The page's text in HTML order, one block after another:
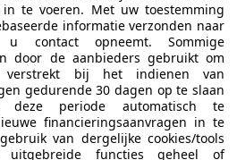
AMG-NIGHT PAKKET BOMVOL
te voeren. Met uw toestemming
informatie verzonden naar
u contact opneemt. Sommige
door de aanbieders gebruikt om
bij het indienen van
gedurende 30 dagen op te slaan
periode automatisch te
financieringsaanvragen in te
van dergelijke cookies/tools
uitgebreide functies geheel of